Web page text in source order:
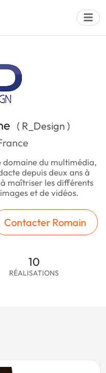
( R_Design )
domaine du multimédia,
depuis deux ans à
maîtriser les différents
et de vidéos.
Contacter Romain
10
RÉALISATIONS